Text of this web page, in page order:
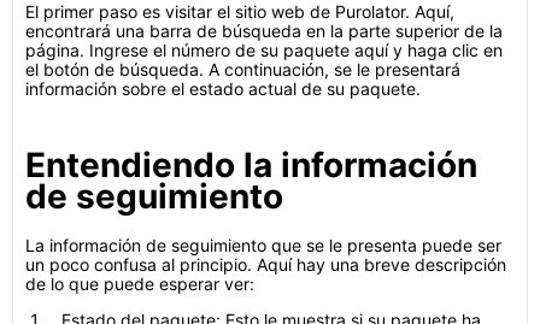
El primer paso es visitar el sitio web de Purolator. Aquí,
encontrará una barra de búsqueda en la parte superior de la
página. Ingrese el número de su paquete aquí y haga clic en
el botón de búsqueda. A continuación, se le presentará
información sobre el estado actual de su paquete.
Entendiendo la información
de seguimiento
La información de seguimiento que se le presenta puede ser
un poco confusa al principio. Aquí hay una breve descripción
de lo que puede esperar ver:
Estado del paquete: Esto le muestra si su paquete ha